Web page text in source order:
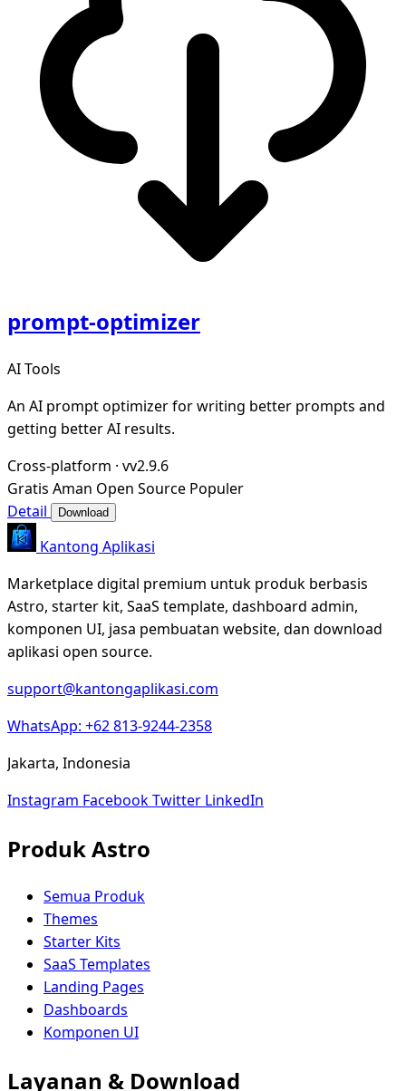
prompt-optimizer
AI Tools
An AI prompt optimizer for writing better prompts and
getting better AI results.
Cross-platform · vv2.9.6
Gratis Aman Open Source Populer
Detail
Download
Kantong Aplikasi
Marketplace digital premium untuk produk berbasis
Astro, starter kit, SaaS template, dashboard admin,
komponen UI, jasa pembuatan website, dan download
aplikasi open source.
support@kantongaplikasi.com
WhatsApp: +62 813-9244-2358
Jakarta, Indonesia
Instagram FacebookTwitter LinkedIn
Produk Astro
Semua Produk
Themes
Starter Kits
SaaS Templates
Landing Pages
Dashboards
Komponen UI
Layanan & Download